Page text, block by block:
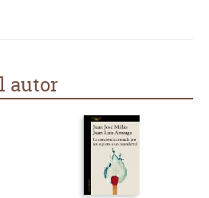
autor